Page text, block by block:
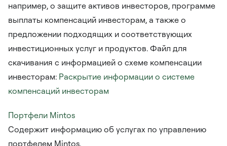
например, о защите активов инвесторов, программе
выплаты компенсаций инвесторам, а также о
предложении подходящих и соответствующих
инвестиционных услуг и продуктов. Файл для
скачивания с информацией о схеме компенсации
инвесторам: Раскрытие информации о системе
компенсаций инвесторам
Портфели Mintos
Содержит информацию об услугах по управлению
портфелем Mintos.